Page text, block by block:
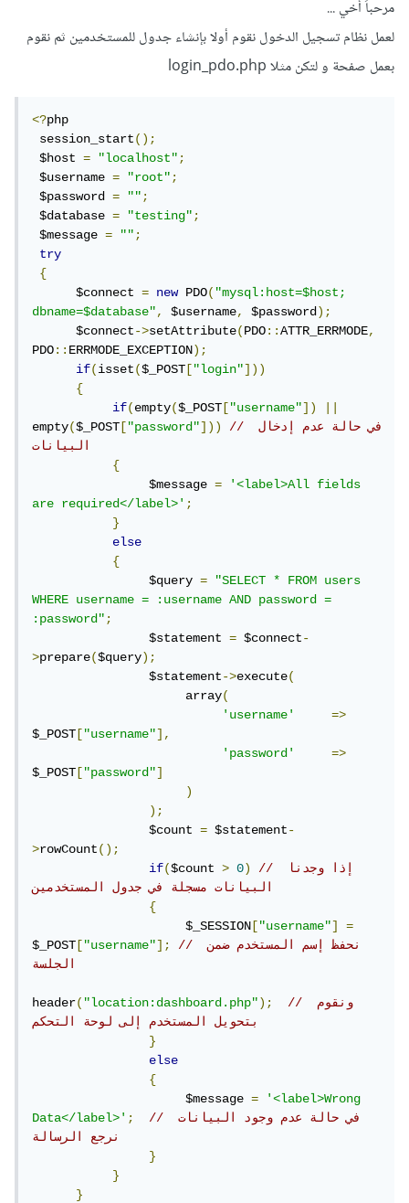
مرحباً أخي ...
لعمل نظام تسجيل الدخول نقوم أولا بإنشاء جدول للمستخدمين ثم نقوم
بعمل صفحة و لتكن مثلا login_pdo.php
<?php
session_start();
$host = "localhost";
$username = "root";
$password = "";
$database = "testing";
$message = "";
try
{
      $connect
= new PDO("mysql:host=$host;
dbname=$database", $username, $password);
      $connect
->setAttribute(PDO::ATTR_ERRMODE,
PDO::ERRMODE_EXCEPTION);
if(isset($_POST ["login"]))
{
if(empty($_POST ["username"])
empty($_POST ["password"]))
// في حالة عدم إدخال
{
                $message
=
'<label>All fields
are required</label>';
}
else
{
                $query
=
"SELECT * FROM users
WHERE username = :username AND password =
:password";
                $statement
= $connect-
>prepare($query);
                $statement
->execute(
                     array
(
'username'
=>
$_POST ["username"],
'password'
=>
$_POST ["password"]
)
);
                $count
= $statement-
>rowCount();
if($count > 0)
// إذا وجدنا
{
                     $_SESSION
["username"]
=
$_POST ["username"];
// نحفظ إسم المستخدم ضمن
header("location:dashboard.php");
// ونقوم
بتحويل المستخدم إلى لوحة التحكم
}
else
{
                     $message
=
'<label>Wrong
Data</label>';
// في حالة عدم وجود البيانات
}
}
}